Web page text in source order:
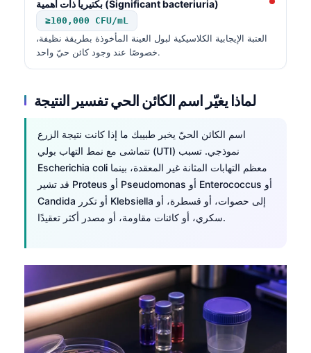
بكتيريا ذات أهمية (Significant bacteriuria)
≥100,000 CFU/mL
العتبة الإيجابية الكلاسيكية لبول العينة المأخوذة بطريقة نظيفة،
خصوصًا عند وجود كائن حيّ واحد.
لماذا يغيّر اسم الكائن الحي تفسير النتيجة
اسم الكائن الحيّ يخبر طبيبك ما إذا كانت نتيجة الزرع
تتماشى مع نمط التهاب بولي (UTI) نموذجي. تسبب
Escherichia coli معظم التهابات المثانة غير المعقدة، بينما
قد تشير Proteus أو Pseudomonas أو Enterococcus أو
Candida أو تكرر Klebsiella إلى حصوات، أو قسطرة، أو
سكري، أو كائنات مقاومة، أو مصدر أكثر تعقيدًا.